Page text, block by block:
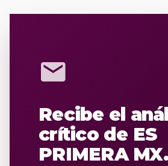
mail
Recibe el
crítico de ES
PRIMERA MX.